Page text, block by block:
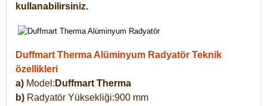
kullanabilirsiniz.
Duffmart Therma Alüminyum Radyatör Teknik
özellikleri
a) Model: Duffmart Therma
b) Radyatör Yüksekliği:900 mm